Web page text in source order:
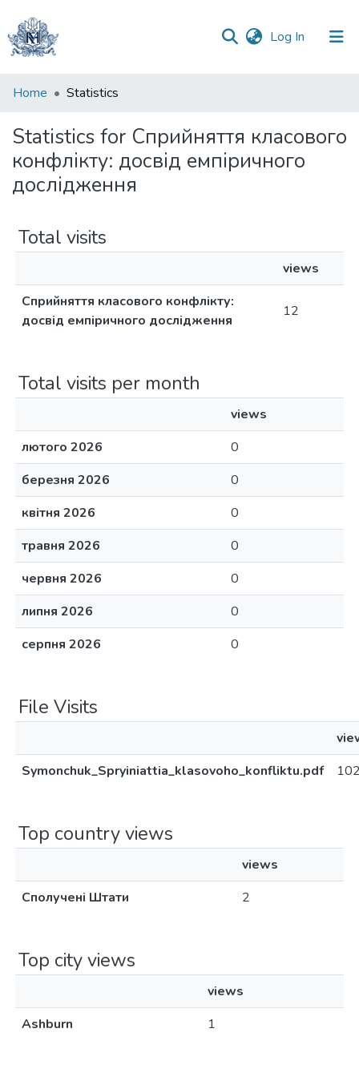
Log In (current)
Communities
Collections
All of DSpace
Home Statistics
Statistics for Сприйняття класового
конфлікту: досвід емпіричного
дослідження
Total visits
views
Сприйняття класового конфлікту:
досвід емпіричного дослідження
12
Total visits per month
views
лютого 2026
0
березня 2026
0
квітня 2026
0
травня 2026
0
червня 2026
0
липня 2026
0
серпня 2026
0
File Visits
Symonchuk_Spryiniattia_klasovoho_konfliktu.pdf
Top country views
views
Сполучені Штати
2
Top city views
views
Ashburn
1